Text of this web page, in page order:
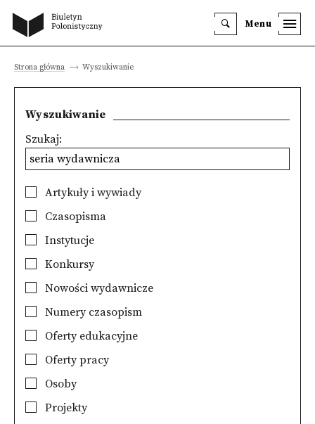
Menu
Strona główna Wyszukiwanie
Wyszukiwanie
Szukaj:
Artykuły i wywiady
Czasopisma
Instytucje
Konkursy
Nowości wydawnicze
Numery czasopism
Oferty edukacyjne
Oferty pracy
Osoby
Projekty